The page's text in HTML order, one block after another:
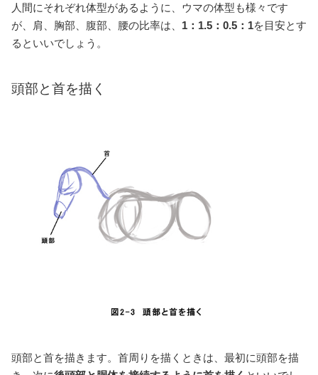
人間にそれぞれ体型があるように、ウマの体型も様々です
が、肩、胸部、腹部、腰の比率は、 1：1.5：0.5：1を目安とす
るといいでしょう。
頭部と首を描く
頭部と首を描きます。首周りを描くときは、最初に頭部を描